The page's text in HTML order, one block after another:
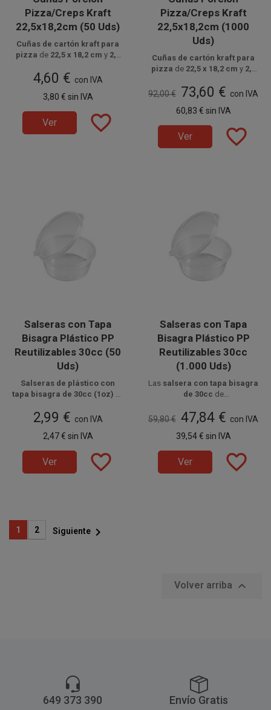
Pizza/Creps Kraft
22,5x18,2cm (50 Uds)
Cuñas de cartón kraft para
pizza de 22,5 x 18,2 cm y 2,5
cartón apto para alimentos
ideales para servir
de pizza, crepesu otros
para llevar.
paquetes de 50 unidades.
4,60 € con IVA
3,80 € sin IVA
Ver favorite_border
Pizza/Creps Kraft
22,5x18,2cm (1000
Uds)
Cuñas de cartón kraft para
pizza de 22,5 x 18,2 cm y 2,5
cartón apto para alimentos,
ideales para servir
de pizza,crepes y comida
de 1000 unidades, distribuidas
en 20 paquetes de 50 unidades.
92,00 € 73,60 € con IVA
60,83 € sin IVA
Ver favorite_border
Salseras con Tapa
Bisagra Plástico PP
Reutilizables 30cc (50
Uds)
Salseras de plástico con
tapa bisagra de 30cc (1oz) en
transparente es ideal para
salsas y aderezos
y apta para microondas,
perfecta para hostelería,
catering y delivery.
paquetes de 50 unidades.
2,99 € con IVA
2,47 € sin IVA
Ver favorite_border
Salseras con Tapa
Bisagra Plástico PP
Reutilizables 30cc
(1.000 Uds)
Las salsera con tapa bisagra
de 30cc de
reutilizables y aptas para
microondas, ideal para
y aderezosen hostelería,
catering y delivery.
de 1000 unidades, distribuidas
en 20 paquetes de 50 unidades.
59,80 € 47,84 € con IVA
39,54 € sin IVA
Ver favorite_border
1 2 Siguiente 
Volver arriba 
649 373 390 Envío Gratis